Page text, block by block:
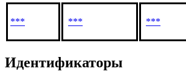
*** *** ***
Идентификаторы